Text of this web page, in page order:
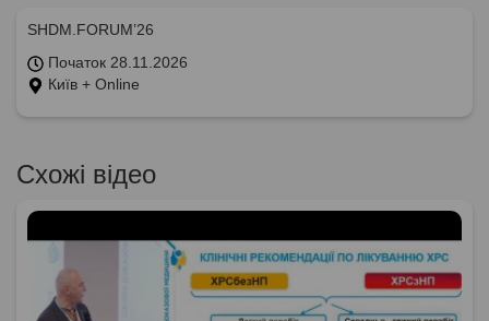
SHDM.FORUM’26
Початок 28.11.2026
Київ + Online
Схожі відео